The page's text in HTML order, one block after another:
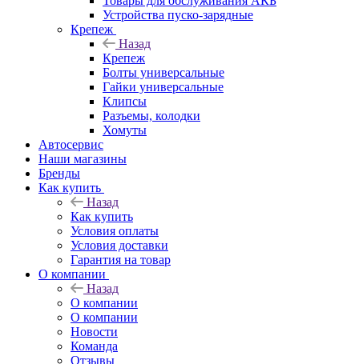
Устройства пуско-зарядные
Крепеж
Назад
Крепеж
Болты универсальные
Гайки универсальные
Клипсы
Разъемы, колодки
Хомуты
Автосервис
Наши магазины
Бренды
Как купить
Назад
Как купить
Условия оплаты
Условия доставки
Гарантия на товар
О компании
Назад
О компании
О компании
Новости
Команда
Отзывы